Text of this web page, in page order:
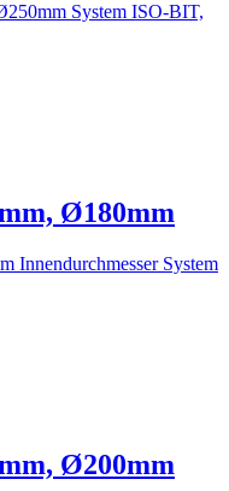
System ISO-BIT,
Ø180mm
Innendurchmesser System
Ø200mm